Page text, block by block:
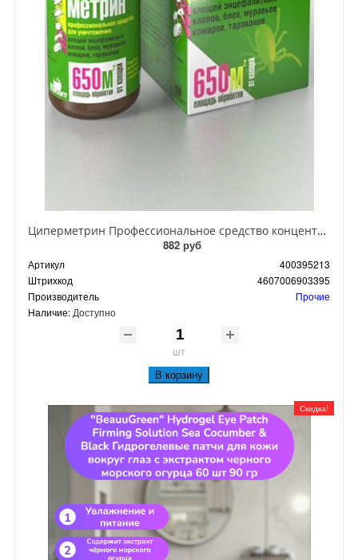
Циперметрин Профессиональное средство концентрат эмульсии 25% для уничтожения тараканов, мух,комаров, блох, клопов, муравьев, ос 50 мл
882 руб
Артикул
400395213
Штрихкод
4607006903395
Производитель
Прочие
Наличие: Доступно
шт
В корзину
Скидка!